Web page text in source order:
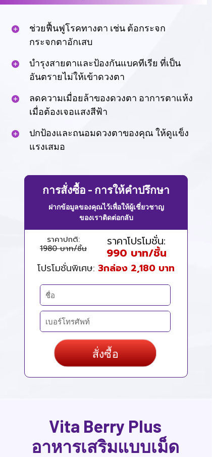
ช่วยฟื้นฟูโรคทางตา เช่น ต้อกระจก
กระจกตาอักเสบ
บำรุงสายตาและป้องกันแบคทีเรีย ที่เป็น
อันตรายไม่ให้เข้าดวงตา
ลดความเมื่อยล้าของดวงตา อาการตาแห้ง
เมื่อต้องเจอแสงสีฟ้า
ปกป้องและถนอมดวงตาของคุณ ให้ดูแข็ง
แรงเสมอ
การสั่งซื้อ - การให้คำปรึกษา
ฝากข้อมูลของคุณไว้เพื่อให้ผู้เชี่ยวชาญ
ของเราติดต่อกลับ
ราคาปกติ:
1980 บาท/ชิ้น
ราคาโปรโมชั่น:
990 บาท/ชิ้น
สั่งซื้อ
โปรโมชั่นพิเศษ: 3กล่อง 2,180 บาท
Vita Berry Plus
อาหารเสริมแบบเม็ด